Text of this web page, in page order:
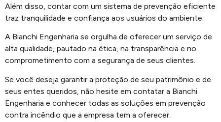
Além disso, contar com um sistema de prevenção eficiente
traz tranquilidade e confiança aos usuários do ambiente.
A Bianchi Engenharia se orgulha de oferecer um serviço de
alta qualidade, pautado na ética, na transparência e no
comprometimento com a segurança de seus clientes.
Se você deseja garantir a proteção de seu patrimônio e de
seus entes queridos, não hesite em contatar a Bianchi
Engenharia e conhecer todas as soluções em prevenção
contra incêndio que a empresa tem a oferecer.